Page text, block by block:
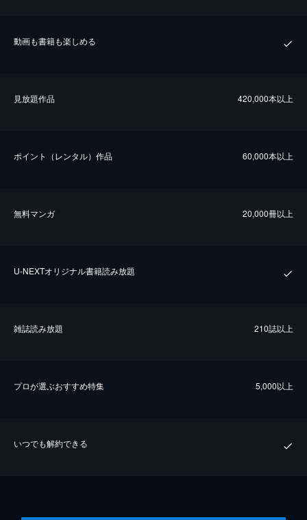
動画も書籍も楽しめる
⾒放題作品 420,000本以上
ポイント（レンタル）作品 60,000本以上
無料マンガ 20,000冊以上
U-NEXTオリジナル書籍読み放題
雑誌読み放題 210誌以上
プロが選ぶおすすめ特集 5,000以上
いつでも解約できる